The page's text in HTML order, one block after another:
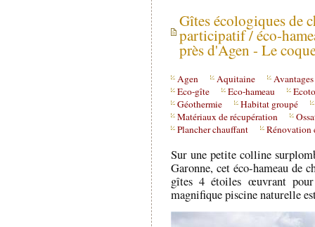
Gîtes écologiques de
participatif / éco-
près d'Agen - Le
Agen Aquitaine
Eco-gîte
Eco-hameau
Géothermie
Habitat groupé
Matériaux de récupération
Plancher chauffant
Rénovation
Sur une petite colline
Garonne, cet éco-hameau de
gîtes 4 étoiles œuvrant
magnifique piscine naturelle